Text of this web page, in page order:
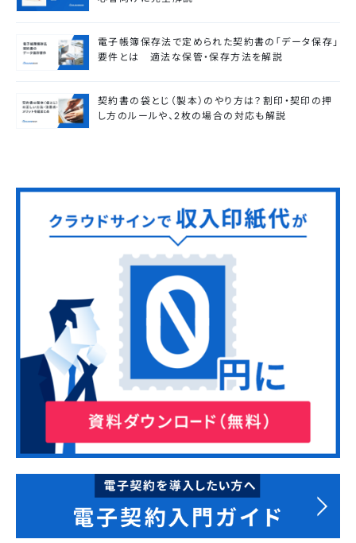
電子帳簿保存法で定められた契約書の「データ保存」
要件とは 適法な保管・保存方法を解説
契約書の袋とじ（製本）のやり方は？割印・契印の押
し方のルールや、2枚の場合の対応も解説